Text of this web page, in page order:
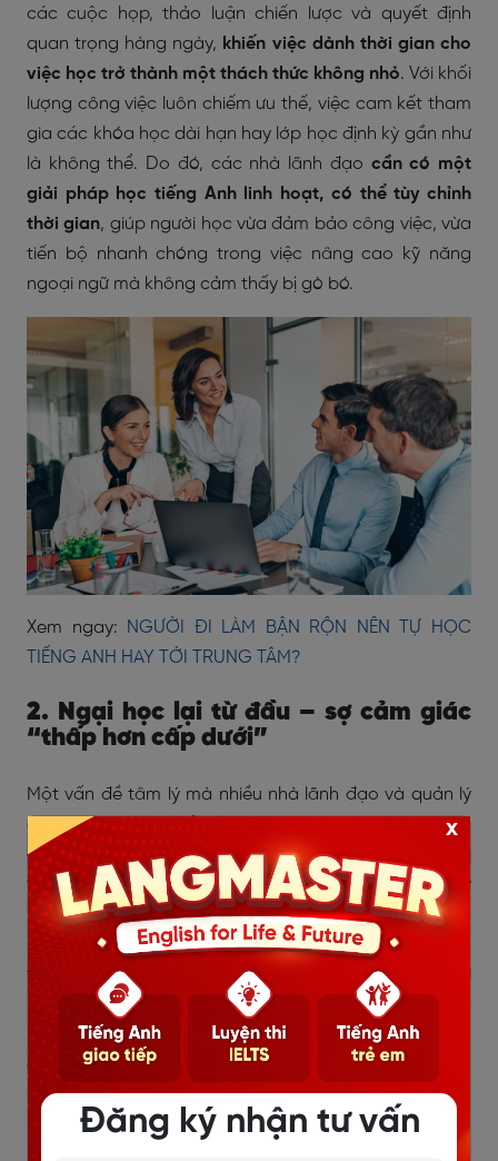
các cuộc họp, thảo luận chiến lược và quyết định
quan trọng hàng ngày, khiến việc dành thời gian cho
việc học trở thành một thách thức không nhỏ. Với khối
lượng công việc luôn chiếm ưu thế, việc cam kết tham
gia các khóa học dài hạn hay lớp học định kỳ gần như
là không thể. Do đó, các nhà lãnh đạo cần có một
giải pháp học tiếng Anh linh hoạt, có thể tùy chỉnh
thời gian, giúp người học vừa đảm bảo công việc, vừa
tiến bộ nhanh chóng trong việc nâng cao kỹ năng
ngoại ngữ mà không cảm thấy bị gò bó.
Xem ngay:
NGƯỜI ĐI LÀM BẬN RỘN NÊN TỰ HỌC
TIẾNG ANH HAY TỚI TRUNG TÂM?
2. Ngại học lại từ đầu – sợ cảm giác
“thấp hơn cấp dưới”
Một vấn đề tâm lý mà nhiều nhà lãnh đạo và quản lý
gặp phải khi học tiếng Anh là
sự ngại ngùng và cảm
giác “thấp hơn cấp dưới”. Sau nhiều năm làm việc ở vị
trí cao, việc phải bắt đầu học lại từ đầu với những kỹ
năng cơ bản khiến cấp trên cảm thấy thiếu tự tin. Đặc
biệt, trong môi trường công sở hiện nay có rất nhiều
thế hệ trẻ, đặc biệt là Gen Z, những đối tượng giỏi
ngoại ngữ và rất tự tin trong giao tiếp. Sự tự tin và
nhanh nhạy của Gen Z có thể khiến những nhà lãnh
đạo lâu nămcảm thấy bị tụt lại phía sau, và từ đó tạo
ra cảm giác e ngại khi phải học lạinhững kỹ năng cơ
bản.
Đăng ký nhận tư vấn
x